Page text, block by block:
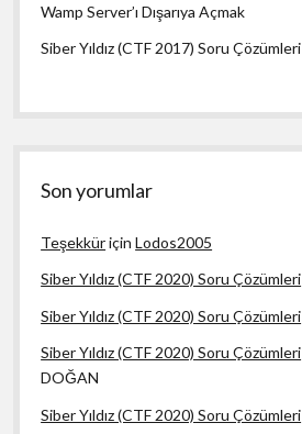
Wamp Server’ı Dışarıya Açmak
Siber Yıldız (CTF 2017) Soru Çözümleri
Son yorumlar
TeşekküriçinLodos2005
Siber Yıldız (CTF 2020) Soru Çözümleri
Siber Yıldız (CTF 2020) Soru Çözümleri
Siber Yıldız (CTF 2020) Soru Çözümleri
DOĞAN
Siber Yıldız (CTF 2020) Soru Çözümleri